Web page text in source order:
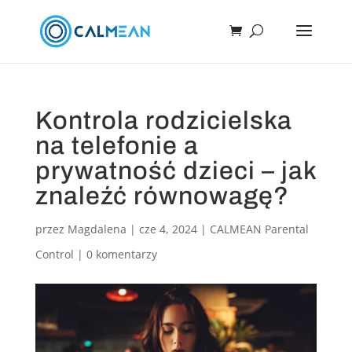
Kontrola rodzicielska
na telefonie a
prywatność dzieci – jak
znaleźć równowagę?
przez Magdalena | cze 4, 2024| CALMEAN Parental
Control | 0 komentarzy